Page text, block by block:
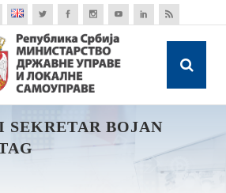
SEKRETAR BOJAN